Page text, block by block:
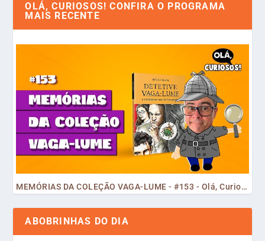
OLÁ, CURIOSOS! CONFIRA O PROGRAMA
MAIS RECENTE
MEMÓRIAS DA COLEÇÃO VAGA-LUME - #153 - Olá, Curiosos! 2023
ABOBRINHAS DO DIA